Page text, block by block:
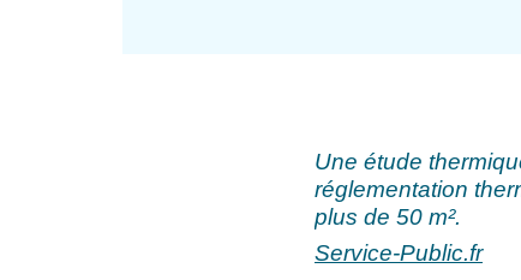
Une étude
réglementation
plus de 50 m².
Service-Public.fr